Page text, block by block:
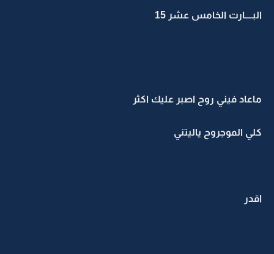
البــــارت الخامس عشر 15
ماعاد فيني روح اصبر عليك اكثر
كلي الموجروح ياليتني
اقدر